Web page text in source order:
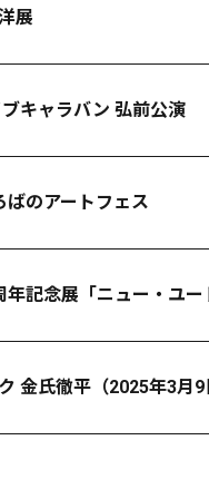
展
キャラバン 弘前公演
のアートフェス
年記念展「ニュー・ユ
金氏徹平（2025年3月9